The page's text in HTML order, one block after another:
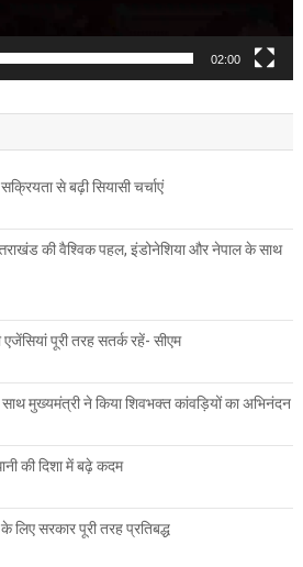
02:00
से बढ़ी सियासी चर्चाएं
की वैश्विक पहल, इंडोनेशिया और नेपाल के साथ
पूरी तरह सतर्क रहें- सीएम
साथ मुख्यमंत्री ने किया शिवभक्त कांवड़ियों का अभिनंदन
की दिशा में बढ़े कदम
सरकार पूरी तरह प्रतिबद्ध